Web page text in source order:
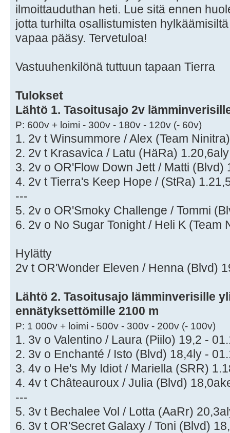
ilmoittauduthan heti. Lue sitä ennen
jotta turhilta osallistumisten
vapaa pääsy. Tervetuloa!
Vastuuhenkilönä tuttuun tapaan Tierra
Tulokset
Lähtö 1. Tasoitusajo 2v
P: 600v + loimi - 300v - 180v - 120v (- 60v)
1. 2v t Winsummore / Alex (Team
2. 2v t Krasavica / Latu (HäRa)
3. 2v o OR'Flow Down Jett / Matti (Blvd)
4. 2v t Tierra's Keep Hope / (StRa)
---
5. 2v o OR'Smoky Challenge / Tommi
6. 2v o No Sugar Tonight / Heli K (Team
Hylätty
2v t OR'Wonder Eleven / Henna (Blvd)
Lähtö 2. Tasoitusajo lämminverisille
ennätyksettömille 2100 m
P: 1 000v + loimi - 500v - 300v - 200v (- 100v)
1. 3v o Valentino / Laura (Piilo) 19,2 -
2. 3v o Enchanté / Isto (Blvd) 18,4ly -
3. 4v o He's My Idiot / Mariella (SRR)
4. 4v t Châteauroux / Julia (Blvd)
---
5. 3v t Bechalee Vol / Lotta (AaRr)
6. 3v t OR'Secret Galaxy / Toni (Blvd)